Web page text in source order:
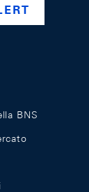
swiss-
BNS